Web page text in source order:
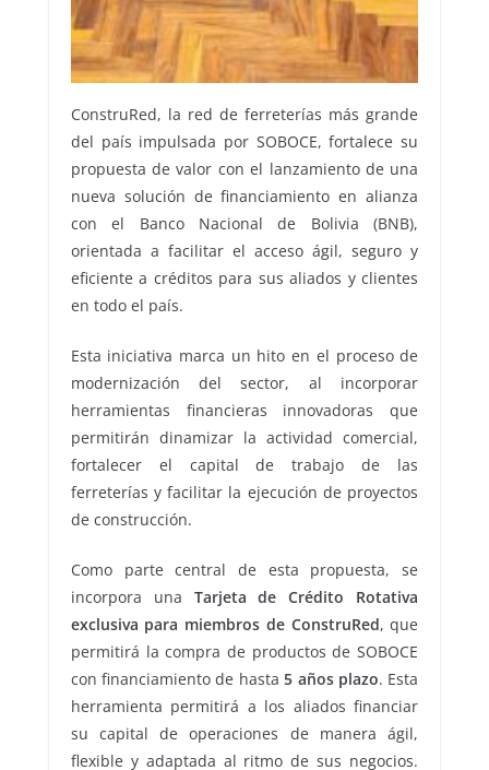
ConstruRed, la red de ferreterías más grande
del país impulsada por SOBOCE, fortalece su
propuesta de valor con el lanzamiento de una
nueva solución de financiamiento en alianza
con el Banco Nacional de Bolivia (BNB),
orientada a facilitar el acceso ágil, seguro y
eficiente a créditos para sus aliados y clientes
en todo el país.
Esta iniciativa marca un hito en el proceso de
modernización del sector, al incorporar
herramientas financieras innovadoras que
permitirán dinamizar la actividad comercial,
fortalecer el capital de trabajo de las
ferreterías y facilitar la ejecución de proyectos
de construcción.
Como parte central de esta propuesta, se
incorpora una Tarjeta de Crédito Rotativa
exclusiva para miembros de ConstruRed, que
permitirá la compra de productos de SOBOCE
con financiamiento de hasta5 años plazo. Esta
herramienta permitirá a los aliados financiar
su capital de operaciones de manera ágil,
flexible y adaptada al ritmo de sus negocios.